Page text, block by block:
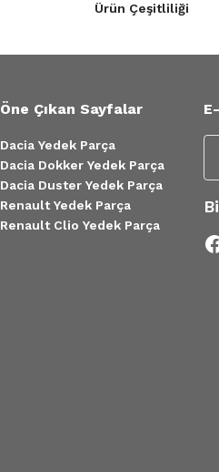
Ürün Çeşitliliği
Öne Çıkan Sayfalar
Dacia Yedek Parça
Dacia Dokker Yedek Parça
Dacia Duster Yedek Parça
Renault Yedek Parça
Renault Clio Yedek Parça